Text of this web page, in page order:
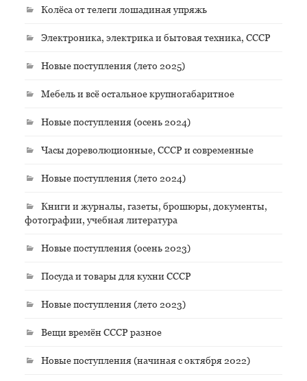
Колёса от телеги лошадиная упряжь
Электроника, электрика и бытовая техника, СССР
Новые поступления (лето 2025)
Мебель и всё остальное крупногабаритное
Новые поступления (осень 2024)
Часы дореволюционные, СССР и современные
Новые поступления (лето 2024)
Книги и журналы, газеты, брошюры, документы,
фотографии, учебная литература
Новые поступления (осень 2023)
Посуда и товары для кухни СССР
Новые поступления (лето 2023)
Вещи времён СССР разное
Новые поступления (начиная с октября 2022)